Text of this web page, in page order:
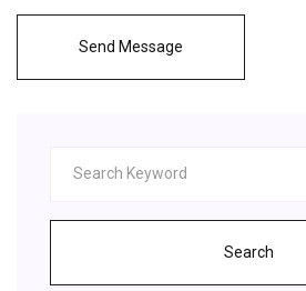
Send Message
Search